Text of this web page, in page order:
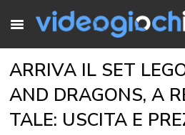
ARRIVA IL SET
AND DRAGONS, A
TALE: USCITA E